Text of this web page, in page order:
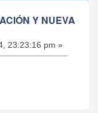
Y NUEVA
23:23:16 pm »